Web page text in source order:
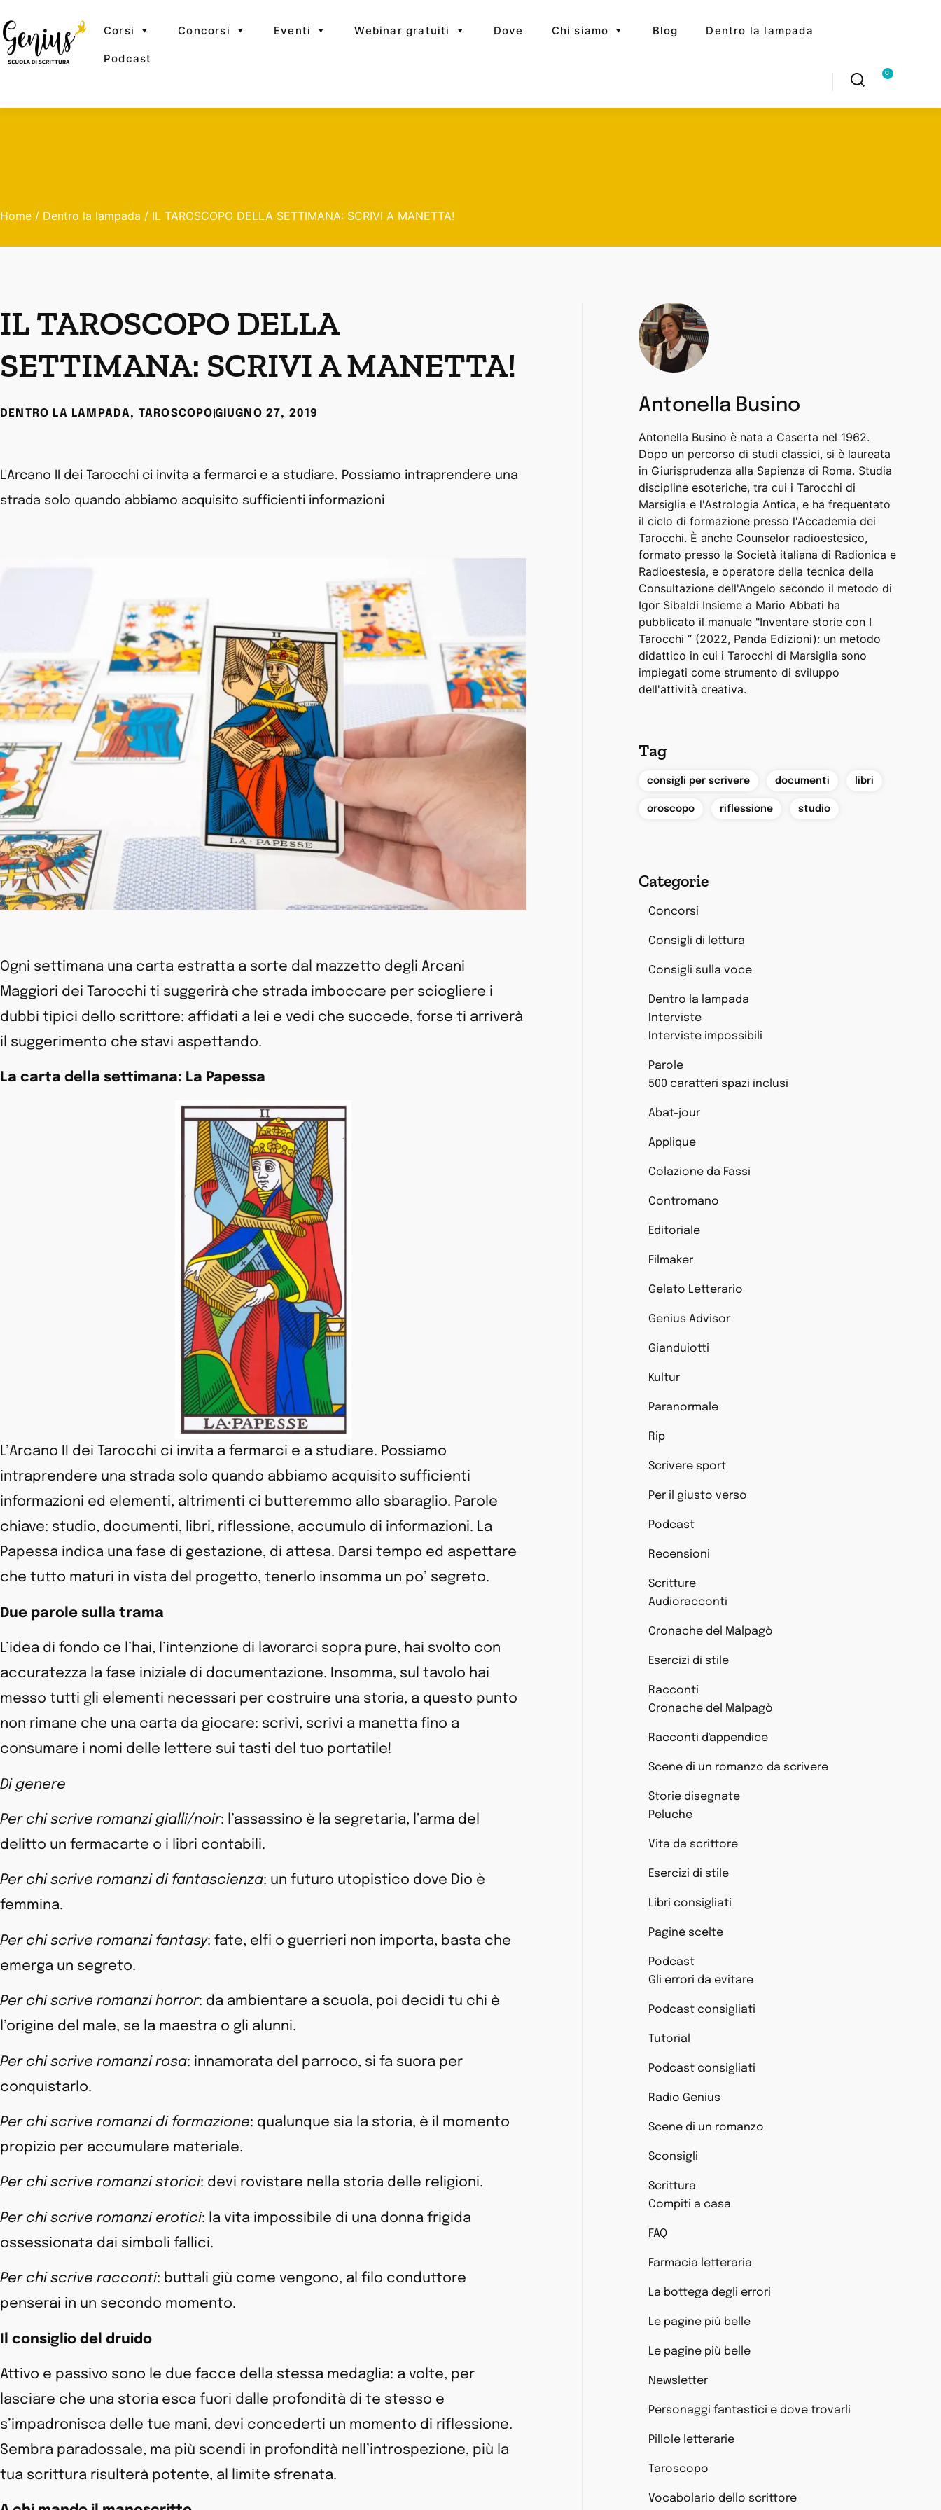
Corsi Concorsi Eventi Webinar gratuiti Dove Chi siamo Blog Dentro la lampada
Podcast
0
Home / Dentro la lampada / IL TAROSCOPO DELLA SETTIMANA: SCRIVI A MANETTA!
IL TAROSCOPO DELLA
SETTIMANA: SCRIVI A MANETTA!
DENTRO LA LAMPADA, TAROSCOPO GIUGNO 27, 2019
L'Arcano II dei Tarocchi ci invita a fermarci e a studiare. Possiamo intraprendere una
strada solo quando abbiamo acquisito sufficienti informazioni
Ogni settimana una carta estratta a sorte dal mazzetto degli Arcani
Maggiori dei Tarocchi ti suggerirà che strada imboccare per sciogliere i
dubbi tipici dello scrittore: affidati a lei e vedi che succede, forse ti arriverà
il suggerimento che stavi aspettando.
La carta della settimana: La Papessa
L’Arcano II dei Tarocchi ci invita a fermarci e a studiare. Possiamo
intraprendere una strada solo quando abbiamo acquisito sufficienti
informazioni ed elementi, altrimenti ci butteremmo allo sbaraglio. Parole
chiave: studio, documenti, libri, riflessione, accumulo di informazioni. La
Papessa indica una fase di gestazione, di attesa. Darsi tempo ed aspettare
che tutto maturi in vista del progetto, tenerlo insomma un po’ segreto.
Due parole sulla trama
L’idea di fondo ce l’hai, l’intenzione di lavorarci sopra pure, hai svolto con
accuratezza la fase iniziale di documentazione. Insomma, sul tavolo hai
messo tutti gli elementi necessari per costruire una storia, a questo punto
non rimane che una carta da giocare: scrivi, scrivi a manetta fino a
consumare i nomi delle lettere sui tasti del tuo portatile!
Di genere
Per chi scrive romanzi gialli/noir: l’assassino è la segretaria, l’arma del
delitto un fermacarte o i libri contabili.
Per chi scrive romanzi di fantascienza: un futuro utopistico dove Dio è
femmina.
Per chi scrive romanzi fantasy: fate, elfi o guerrieri non importa, basta che
emerga un segreto.
Per chi scrive romanzi horror: da ambientare a scuola, poi decidi tu chi è
l’origine del male, se la maestra o gli alunni.
Per chi scrive romanzi rosa: innamorata del parroco, si fa suora per
conquistarlo.
Per chi scrive romanzi di formazione: qualunque sia la storia, è il momento
propizio per accumulare materiale.
Per chi scrive romanzi storici: devi rovistare nella storia delle religioni.
Per chi scrive romanzi erotici: la vita impossibile di una donna frigida
ossessionata dai simboli fallici.
Per chi scrive racconti: buttali giù come vengono, al filo conduttore
penserai in un secondo momento.
Il consiglio del druido
Attivo e passivo sono le due facce della stessa medaglia: a volte, per
lasciare che una storia esca fuori dalle profondità di te stesso e
s’impadronisca delle tue mani, devi concederti un momento di riflessione.
Sembra paradossale, ma più scendi in profondità nell’introspezione, più la
tua scrittura risulterà potente, al limite sfrenata.
Antonella Busino
Antonella Busino è nata a Caserta nel 1962.
Dopo un percorso di studi classici, si è laureata
in Giurisprudenza alla Sapienza di Roma. Studia
discipline esoteriche, tra cui i Tarocchi di
Marsiglia e l'Astrologia Antica, e ha frequentato
il ciclo di formazione presso l'Accademia dei
Tarocchi. È anche Counselor radioestesico,
formato presso la Società italiana di Radionica e
Radioestesia, e operatore della tecnica della
Consultazione dell'Angelo secondo il metodo di
Igor Sibaldi Insieme a Mario Abbati ha
pubblicato il manuale "Inventare storie con I
Tarocchi “ (2022, Panda Edizioni): un metodo
didattico in cui i Tarocchi di Marsiglia sono
impiegati come strumento di sviluppo
dell'attività creativa.
Tag
consigli per scrivere documenti libri
oroscopo riflessione studio
Categorie
Concorsi
Consigli di lettura
Consigli sulla voce
Dentro la lampada
Interviste
Interviste impossibili
Parole
500 caratteri spazi inclusi
Abat-jour
Applique
Colazione da Fassi
Contromano
Editoriale
Filmaker
Gelato Letterario
Genius Advisor
Gianduiotti
Kultur
Paranormale
Rip
Scrivere sport
Per il giusto verso
Podcast
Recensioni
Scritture
Audioracconti
Cronache del Malpagò
Esercizi di stile
Racconti
Cronache del Malpagò
Racconti d'appendice
Scene di un romanzo da scrivere
Storie disegnate
Peluche
Vita da scrittore
Esercizi di stile
Libri consigliati
Pagine scelte
Podcast
Gli errori da evitare
Podcast consigliati
Tutorial
Podcast consigliati
Radio Genius
Scene di un romanzo
Sconsigli
Scrittura
Compiti a casa
FAQ
Farmacia letteraria
La bottega degli errori
Le pagine più belle
Le pagine più belle
Newsletter
Personaggi fantastici e dove trovarli
Pillole letterarie
Taroscopo
Vocabolario dello scrittore